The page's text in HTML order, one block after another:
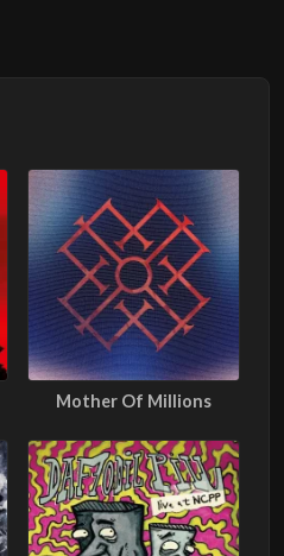
Mother Of Millions